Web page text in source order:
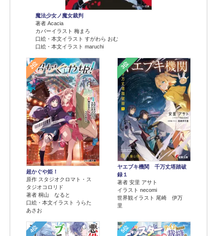
魔法少女ノ魔女裁判
著者 Acacia
カバーイラスト 梅まろ
口絵・本文イラスト すがわら おむ
口絵・本文イラスト maruchi
2位
超かぐや姫！
原作 スタジオクロマト・ス
タジオコロリド
著者 桐山 なると
口絵・本文イラスト うらた
あさお
3位
ヤエブキ機関 千万丈塔踏破
録１
著者 安里 アサト
イラスト necomi
世界観イラスト 尾崎 伊万
里
4位 5位